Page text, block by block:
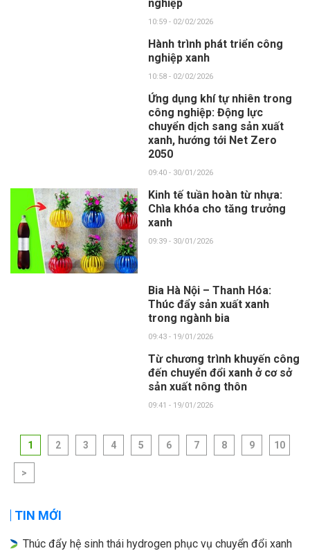
nghiệp
10:59 - 02/02/2026
Hành trình phát triển công
nghiệp xanh
10:58 - 02/02/2026
Ứng dụng khí tự nhiên trong
công nghiệp: Động lực
chuyển dịch sang sản xuất
xanh, hướng tới Net Zero
2050
09:40 - 30/01/2026
Kinh tế tuần hoàn từ nhựa:
Chìa khóa cho tăng trưởng
xanh
09:39 - 30/01/2026
Bia Hà Nội – Thanh Hóa:
Thúc đẩy sản xuất xanh
trong ngành bia
09:43 - 19/01/2026
Từ chương trình khuyến công
đến chuyển đổi xanh ở cơ sở
sản xuất nông thôn
09:41 - 19/01/2026
1 2 3 4 5 6 7 8 9 10
>
TIN MỚI
Thúc đẩy hệ sinh thái hydrogen phục vụ chuyển đổi xanh